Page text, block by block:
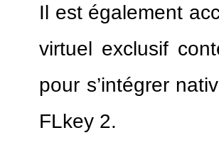
Il est également
virtuel exclusif
pour s’intégrer
FLkey 2.